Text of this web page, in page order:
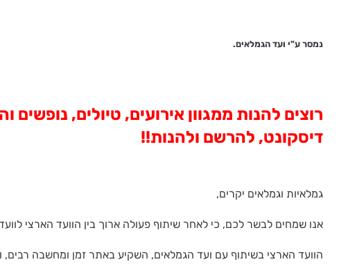
נמסר ע"י ועד הגמלאים.
רוצים להנות ממגוון אירועים, טיולים,
דיסקונט, להרשם ולהנות!!
גמלאיות וגמלאים יקרים,
אנו שמחים לבשר לכם, כי לאחר שיתוף פעולה ארוך בין הוועד הארצי
הוועד הארצי בשיתוף עם ועד הגמלאים, השקיע באתר זמן ומחשבה רבים,